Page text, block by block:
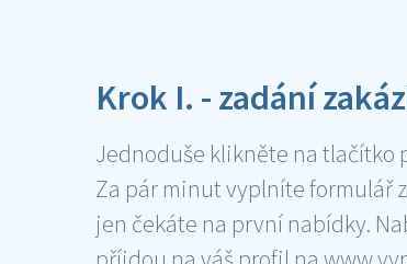
Krok I. - zadání
Jednoduše klikněte na tlačítko
Za pár minut vyplníte formulář
jen čekáte na první nabídky.